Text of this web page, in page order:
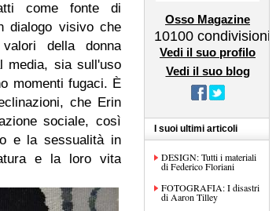
come fonte di
dialogo visivo che
della donna
media, sia sull'uso
momenti fugaci. È
che Erin
sociale, così
e la sessualità in
e la loro vita
Osso Magazine
10100 condivisioni
Vedi il suo profilo
Vedi il suo blog
I suoi ultimi articoli
DESIGN: Tutti i materiali
di Federico Floriani
FOTOGRAFIA: I disastri
di Aaron Tilley